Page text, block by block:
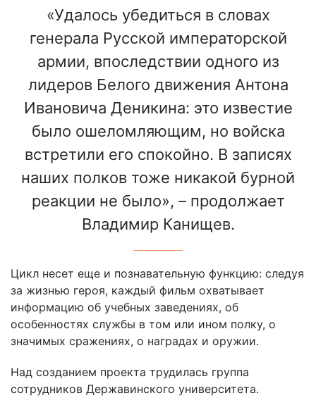
«Удалось убедиться в словах
генерала Русской императорской
армии, впоследствии одного из
лидеров Белого движения Антона
Ивановича Деникина: это известие
было ошеломляющим, но войска
встретили его спокойно. В записях
наших полков тоже никакой бурной
реакции не было», – продолжает
Владимир Канищев.
Цикл несет еще и познавательную функцию: следуя
за жизнью героя, каждый фильм охватывает
информацию об учебных заведениях, об
особенностях службы в том или ином полку, о
значимых сражениях, о наградах и оружии.
Над созданием проекта трудилась группа
сотрудников Державинского университета.